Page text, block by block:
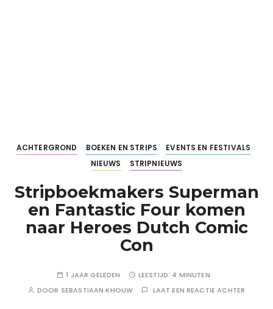
ACHTERGROND BOEKEN EN STRIPS
EVENTS EN FESTIVALS
NIEUWS
STRIPNIEUWS
Stripboekmakers Superman
en Fantastic Four komen
naar Heroes Dutch Comic
Con
1 JAAR GELEDEN LEESTIJD: 4 MINUTEN
DOOR SEBASTIAAN KHOUW LAAT EEN REACTIE ACHTER